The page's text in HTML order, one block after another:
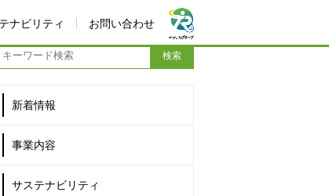
ナビリティ お問い合わせ
新着情報
事業内容
サステナビリティ